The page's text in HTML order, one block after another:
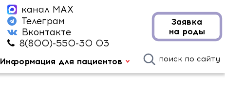
канал MAX
Телеграм
Вконтакте
8(800)-550-30 03
Заявка
на роды
Информация для пациентов поиск по сайту